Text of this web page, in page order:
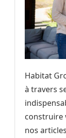
Habitat
à travers
construire
nos